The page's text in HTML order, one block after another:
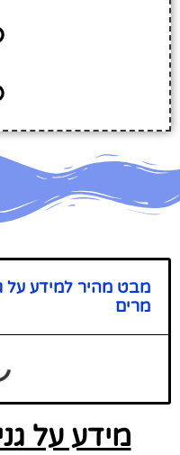
מבט מהיר למידע על
מרים
מידע על